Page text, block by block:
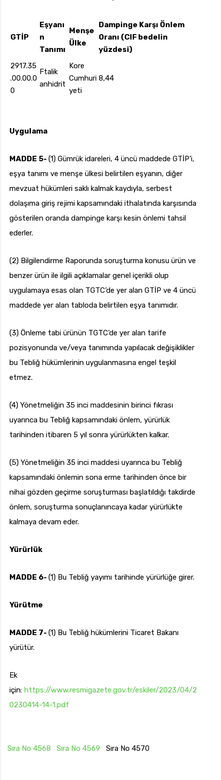
GTİP
Eşyanı
n
Tanımı
Menşe
Ülke
Dampinge Karşı Önlem
Oranı (CIF bedelin
yüzdesi)
2917.35
.00.00.0
0
Ftalik
anhidrit
Kore
Cumhuri
yeti
8,44
Uygulama
MADDE 5- (1) Gümrük idareleri, 4 üncü maddede GTİP’i,
eşya tanımı ve menşe ülkesi belirtilen eşyanın, diğer
mevzuat hükümleri saklı kalmak kaydıyla, serbest
dolaşıma giriş rejimi kapsamındaki ithalatında karşısında
gösterilen oranda dampinge karşı kesin önlemi tahsil
ederler.
(2) Bilgilendirme Raporunda soruşturma konusu ürün ve
benzer ürün ile ilgili açıklamalar genel içerikli olup
uygulamaya esas olan TGTC’de yer alan GTİP ve 4 üncü
maddede yer alan tabloda belirtilen eşya tanımıdır.
(3) Önleme tabi ürünün TGTC’de yer alan tarife
pozisyonunda ve/veya tanımında yapılacak değişiklikler
bu Tebliğ hükümlerinin uygulanmasına engel teşkil
etmez.
(4) Yönetmeliğin 35 inci maddesinin birinci fıkrası
uyarınca bu Tebliğ kapsamındaki önlem, yürürlük
tarihinden itibaren 5 yıl sonra yürürlükten kalkar.
(5) Yönetmeliğin 35 inci maddesi uyarınca bu Tebliğ
kapsamındaki önlemin sona erme tarihinden önce bir
nihai gözden geçirme soruşturması başlatıldığı takdirde
önlem, soruşturma sonuçlanıncaya kadar yürürlükte
kalmaya devam eder.
Yürürlük
MADDE 6- (1) Bu Tebliğ yayımı tarihinde yürürlüğe girer.
Yürütme
MADDE 7- (1) Bu Tebliğ hükümlerini Ticaret Bakanı
yürütür.
Ek
için: https://www.resmigazete.gov.tr/eskiler/2023/04/2
0230414-14-1.pdf
Sıra No 4568 Sıra No 4569 Sıra No 4570